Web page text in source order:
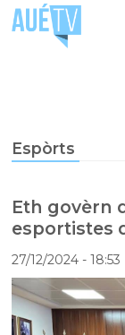
Espòrts
Eth govèrn
esportistes
27/12/2024- 18:53